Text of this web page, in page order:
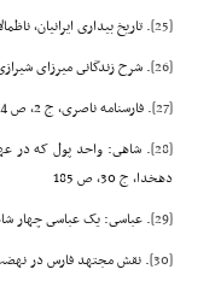
[25]
. تاریخ بیدارى ایرانیان،
[26]
. شرح زندگانى میرزاى شیرازى،
[27]
. فارسنامه ناصرى، ج 2، ص 914.
[28]
دهخدا، ج 30، ص 185
[29]
. عباسى: یک عباسى چهار شاهى
[30]
. نقش مجتهد فارس در نهضت